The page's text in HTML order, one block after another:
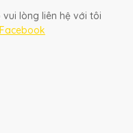
lòng liên hệ với tôi